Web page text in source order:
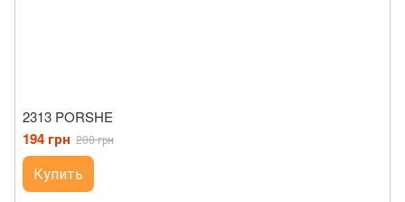
2313 PORSHE
194 грн 200 грн
Купить